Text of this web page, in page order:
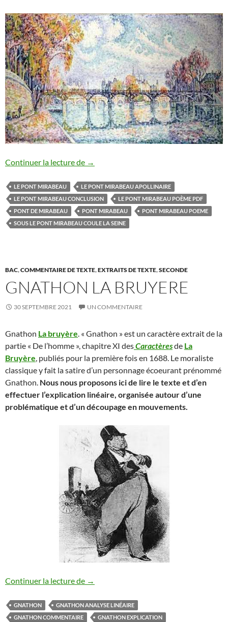
Continuer la lecture de LE PONT MIRABEAU
→
LE PONT MIRABEAU
LE PONT MIRABEAU APOLLINAIRE
LE PONT MIRABEAU CONCLUSION
LE PONT MIRABEAU POÈME PDF
PONT DE MIRABEAU
PONT MIRABEAU
PONT MIRABEAU POEME
SOUS LE PONT MIRABEAU COULE LA SEINE
BAC,COMMENTAIRE DE TEXTE,EXTRAITS DE TEXTE,SECONDE
GNATHON LA BRUYERE
30 SEPTEMBRE 2021 UN COMMENTAIRE
Gnathon La bruyère. « Gnathon » est un caractère extrait de la
partie « De l’homme », chapitre XI desCaractèresde La
Bruyère, publiés pour la première fois en 1688. Le moraliste
classique y fait la satire d’un personnage écoeurant prénommé
Gnathon. Nous nous proposons ici de lire le texte et d’en
effectuer l’explication linéaire, organisée autour d’une
problématique et d’un découpage en mouvements.
Continuer la lecture de GNATHON LA BRUYERE
→
GNATHON
GNATHON ANALYSE LINÉAIRE
GNATHON COMMENTAIRE
GNATHON EXPLICATION